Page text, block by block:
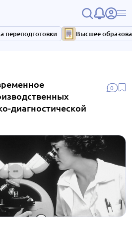
переподготовки Высшее
0
диагностической